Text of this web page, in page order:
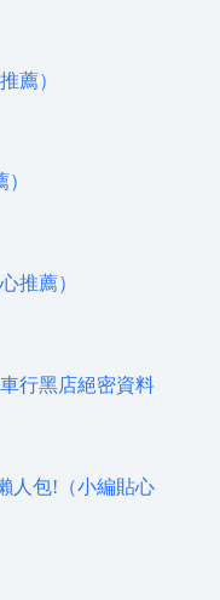
薦）
推薦）
行黑店絕密資料
人包!（小編貼心